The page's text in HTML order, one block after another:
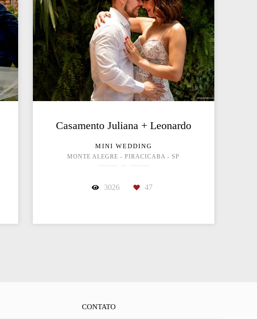
Casamento Juliana + Leonardo
MINI WEDDING
MONTE ALEGRE - PIRACICABA - SP
3026 47
CONTATO